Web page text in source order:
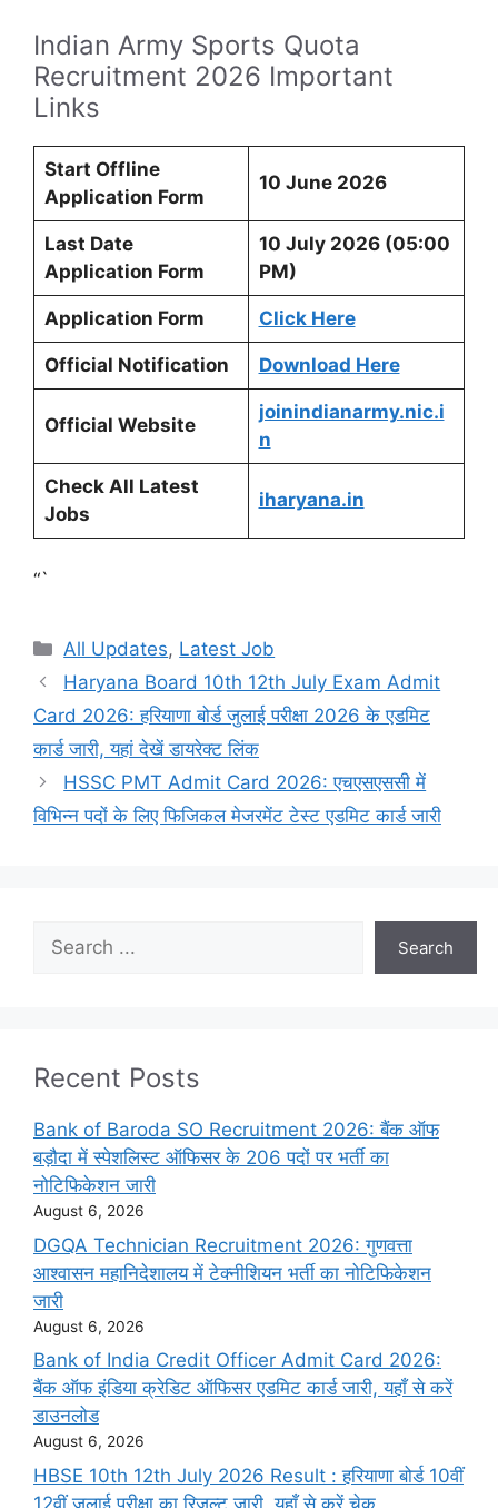
Indian Army Sports Quota
Recruitment 2026 Important
Links
Start Offline
Application Form
10 June 2026
Last Date
Application Form
10 July 2026 (05:00
PM)
Application Form Click Here
Official Notification Download Here
Official Website
joinindianarmy.nic.i
n
Check All Latest
Jobs
iharyana.in
“`
Categories
All Updates, Latest Job
Haryana Board 10th 12th July Exam Admit
Card 2026: हरियाणा बोर्ड जुलाई परीक्षा 2026 के एडमिट
कार्ड जारी, यहां देखें डायरेक्ट लिंक
HSSC PMT Admit Card 2026: एचएसएससी में
विभिन्न पदों के लिए फिजिकल मेजरमेंट टेस्ट एडमिट कार्ड जारी
Search
Search
Recent Posts
Bank of Baroda SO Recruitment 2026: बैंक ऑफ
बड़ौदा में स्पेशलिस्ट ऑफिसर के 206 पदों पर भर्ती का
नोटिफिकेशन जारी
August 6, 2026
DGQA Technician Recruitment 2026: गुणवत्ता
आश्वासन महानिदेशालय में टेक्नीशियन भर्ती का नोटिफिकेशन
जारी
August 6, 2026
Bank of India Credit Officer Admit Card 2026:
बैंक ऑफ इंडिया क्रेडिट ऑफिसर एडमिट कार्ड जारी, यहाँ से करें
डाउनलोड
August 6, 2026
HBSE 10th 12th July 2026 Result : हरियाणा बोर्ड 10वीं
12वीं जुलाई परीक्षा का रिजल्ट जारी, यहाँ से करें चेक